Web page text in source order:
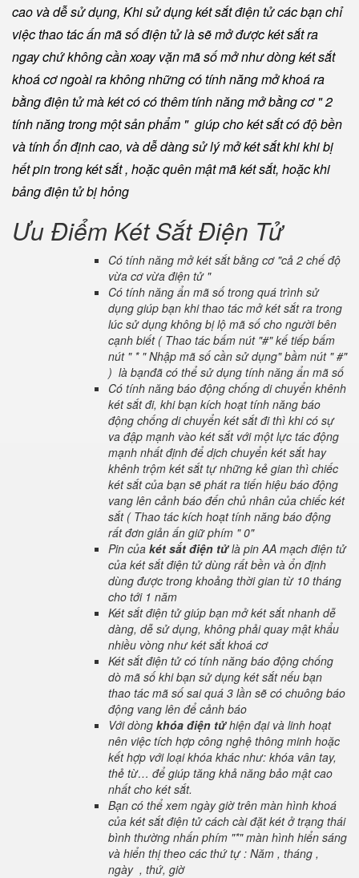
cao và dễ sử dụng, Khi sử dụng két sắt điện tử các bạn chỉ
việc thao tác ấn mã số điện tử là sẽ mở được két sắt ra
ngay chứ không cần xoay vặn mã số mở như dòng két sắt
khoá cơ ngoài ra không những có tính năng mở khoá ra
bằng điện tử mà két có có thêm tính năng mở bằng cơ " 2
tính năng trong một sản phẩm " giúp cho két sắt có độ bền
và tính ổn định cao, và dễ dàng sử lý mở két sắt khi khi bị
hết pin trong két sắt , hoặc quên mật mã két sắt, hoặc khi
bảng điện tử bị hỏng
Ưu Điểm Két Sắt Điện Tử
Có tính năng mở két sắt bằng cơ "cả 2 chế độ
vừa cơ vừa điện tử "
Có tính năng ẩn mã số trong quá trình sử
dụng giúp bạn khi thao tác mở két sắt ra trong
lúc sử dụng không bị lộ mã số cho người bên
cạnh biết ( Thao tác bấm nút "#" kế tiếp bấm
nút " * " Nhập mã số cần sử dụng" bầm nút " #"
) là bạnđã có thể sử dụng tính năng ẩn mã số
Có tính năng báo động chống di chuyển khênh
két sắt đi, khi bạn kích hoạt tính năng báo
động chống di chuyển két sắt đi thì khi có sự
va đập mạnh vào két sắt với một lực tác động
mạnh nhất định để dịch chuyển két sắt hay
khênh trộm két sắt tự những kẻ gian thì chiếc
két sắt của bạn sẽ phát ra tiến hiệu báo động
vang lên cảnh báo đến chủ nhân của chiếc két
sắt ( Thao tác kích hoạt tính năng báo động
rất đơn giản ấn giữ phím " 0"
Pin của két sắt điện tửlà pin AA mạch điện tử
của két sắt điện tử dùng rất bền và ổn định
dùng được trong khoảng thời gian từ 10 tháng
cho tới 1 năm
Két sắt điện tử giúp bạn mở két sắt nhanh dễ
dàng, dễ sử dụng, không phải quay mật khẩu
nhiều vòng như két sắt khoá cơ
Két sắt điện tử có tính năng báo động chống
dò mã số khi bạn sử dụng két sắt nếu bạn
thao tác mã số sai quá 3 lần sẽ có chuông báo
động vang lên để cảnh báo
Với dòng khóa điện tửhiện đại và linh hoạt
nên việc tích hợp công nghệ thông minh hoặc
kết hợp với loại khóa khác như: khóa vân tay,
thẻ từ… để giúp tăng khả năng bảo mật cao
nhất cho két sắt.
Bạn có thể xem ngày giờ trên màn hình khoá
của két sắt điện tử cách cài đặt két ở trạng thái
bình thường nhấn phím "*" màn hình hiển sáng
và hiển thị theo các thứ tự : Năm , tháng ,
ngày , thứ, giờ